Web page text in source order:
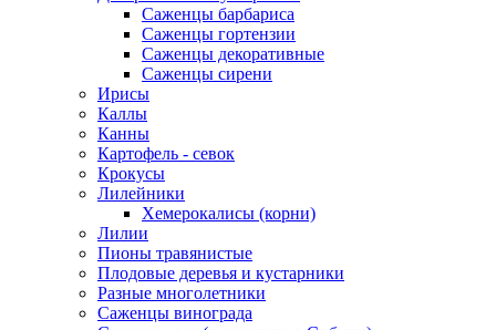
Саженцы барбариса
Саженцы гортензии
Саженцы декоративные
Саженцы сирени
Ирисы
Каллы
Канны
Картофель - севок
Крокусы
Лилейники
Хемерокалисы (корни)
Лилии
Пионы травянистые
Плодовые деревья и кустарники
Разные многолетники
Саженцы винограда